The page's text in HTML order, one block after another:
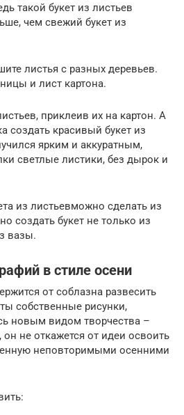
такой букет из листьев
чем свежий букет из
листья с разных деревьев.
и лист картона.
приклеив их на картон. А
создать красивый букет из
ярким и аккуратным,
светлые листики, без дырок и
из листьевможно сделать из
создать букет не только из
вазы.
в стиле осени
от соблазна развесить
собственные рисунки,
новым видом творчества –
не откажется от идеи освоить
неповторимыми осенними